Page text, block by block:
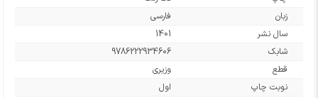
زبان
فارسی
سال نشر
1401
شابک
9786222934606
قطع
وزیری
نوبت چاپ
اول